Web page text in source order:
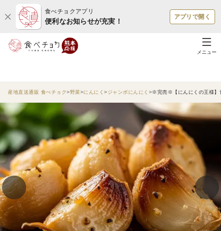
食べチョクアプリ
便利なお知らせが充実！
アプリで開く
メニュー
産地直送通販 食べチョク 野菜 にんにく ジャンボにんにく ※完売※【にんにくの王様】